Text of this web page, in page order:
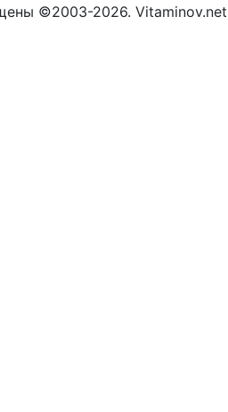
©2003-2026. Vitaminov.net